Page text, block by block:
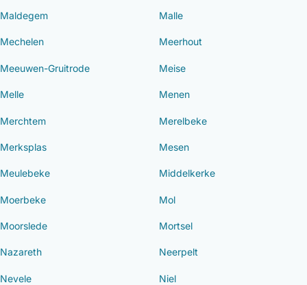
Maldegem Malle
Mechelen Meerhout
Meeuwen-Gruitrode Meise
Melle Menen
Merchtem Merelbeke
Merksplas Mesen
Meulebeke Middelkerke
Moerbeke Mol
Moorslede Mortsel
Nazareth Neerpelt
Nevele Niel